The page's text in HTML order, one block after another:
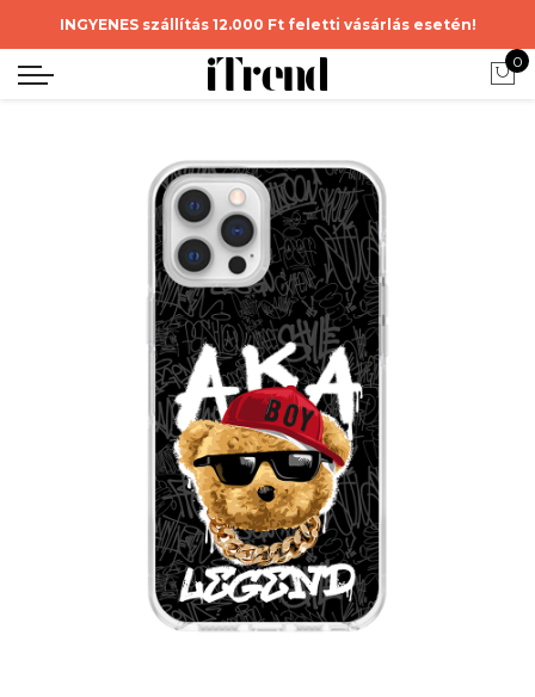
INGYENES szállítás 12.000 Ft feletti vásárlás esetén!
0